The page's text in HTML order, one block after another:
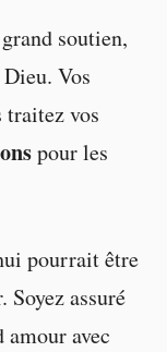
soutien,
Vos
traitez vos
pour les
pourrait être
assuré
avec